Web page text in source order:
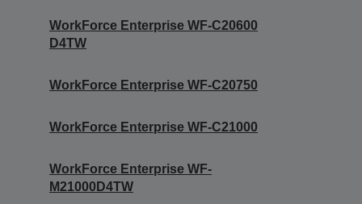
WorkForce Enterprise WF-C20600
D4TW
WorkForce Enterprise WF-C20750
WorkForce Enterprise WF-C21000
WorkForce Enterprise WF-
M21000D4TW